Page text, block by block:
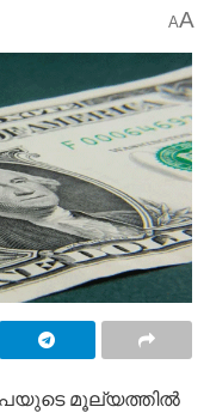
AA
മൂല്യത്തിൽ